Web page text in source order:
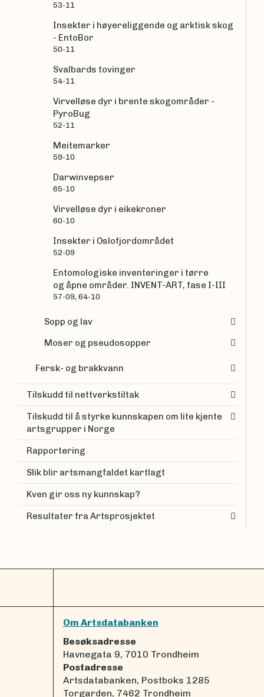
53-11
Insekter i høyereliggende og arktisk skog
- EntoBor
50-11
Svalbards tovinger
54-11
Virvelløse dyr i brente skogområder -
PyroBug
52-11
Meitemarker
59-10
Darwinvepser
65-10
Virvelløse dyr i eikekroner
60-10
Insekter i Oslofjordområdet
52-09
Entomologiske inventeringer i tørre
og åpne områder. INVENT-ART, fase I-III
57-09, 64-10
Sopp og lav
Moser og pseudosopper
Fersk- og brakkvann
Tilskudd til nettverkstiltak
Tilskudd til å styrke kunnskapen om lite kjente
artsgrupper i Norge
Rapportering
Slik blir artsmangfaldet kartlagt
Kven gir oss ny kunnskap?
Resultater fra Artsprosjektet
Om Artsdatabanken
Besøksadresse
Havnegata 9, 7010 Trondheim
Postadresse
Artsdatabanken, Postboks 1285
Torgarden, 7462 Trondheim